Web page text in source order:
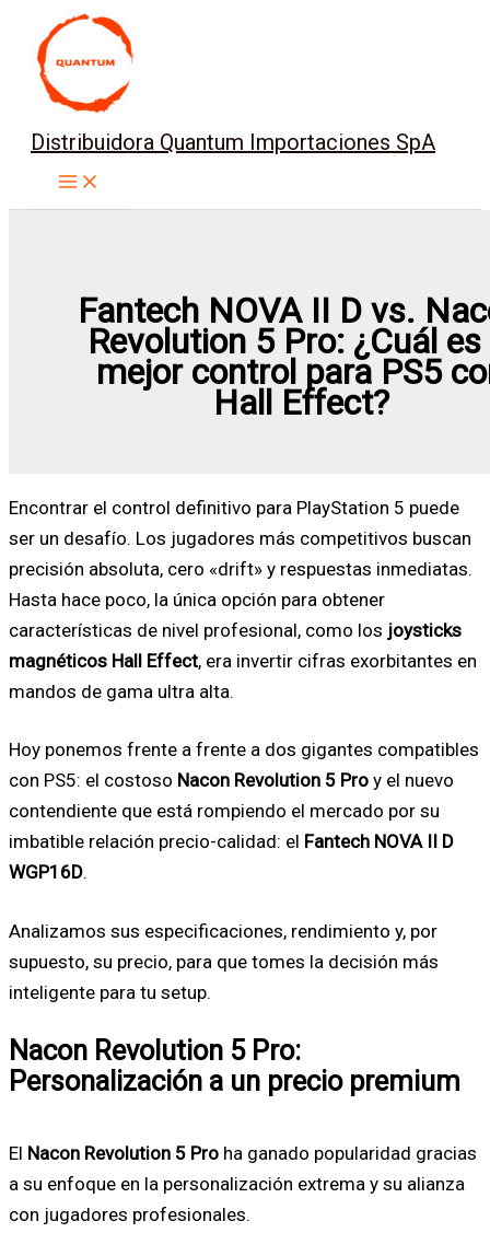
contenido
Distribuidora Quantum Importaciones SpA
Fantech NOVA II D vs.
Revolution 5 Pro: ¿Cuál es
mejor control para PS5
Hall Effect?
Encontrar el control definitivo para PlayStation 5 puede
ser un desafío. Los jugadores más competitivos buscan
precisión absoluta, cero «drift» y respuestas inmediatas.
Hasta hace poco, la única opción para obtener
características de nivel profesional, como los joysticks
magnéticos Hall Effect, era invertir cifras exorbitantes en
mandos de gama ultra alta.
Hoy ponemos frente a frente a dos gigantes compatibles
con PS5: el costoso Nacon Revolution 5 Pro y el nuevo
contendiente que está rompiendo el mercado por su
imbatible relación precio-calidad: el Fantech NOVA II D
WGP16D.
Analizamos sus especificaciones, rendimiento y, por
supuesto, su precio, para que tomes la decisión más
inteligente para tu setup.
Nacon Revolution 5 Pro:
Personalización a un precio premium
El Nacon Revolution 5 Pro ha ganado popularidad gracias
a su enfoque en la personalización extrema y su alianza
con jugadores profesionales.